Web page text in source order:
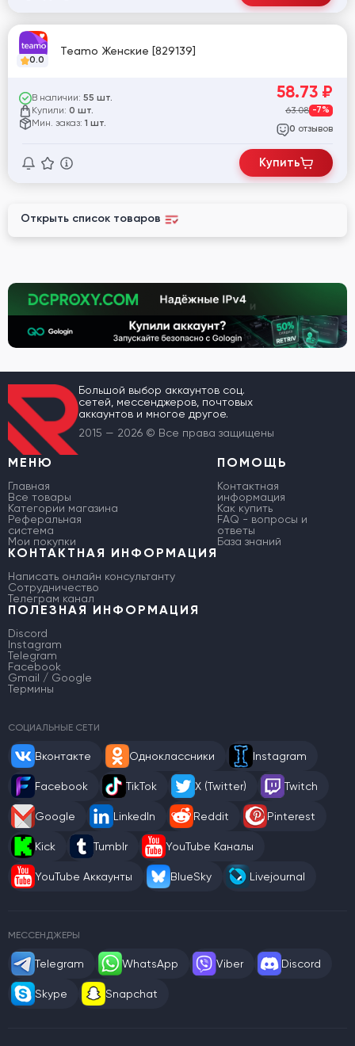
0.0
Teamo Женские [829139]
В наличии: 55 шт.
Купили: 0 шт.
Мин. заказ: 1 шт.
58.73 ₽
63.08 -7%
0 отзывов
Купить
Открыть список товаров
Большой выбор аккаунтов соц.
сетей, мессенджеров, почтовых
аккаунтов и многое другое.
2015 — 2026 © Все права защищены
МЕНЮ
Главная
Все товары
Категории магазина
Реферальная
система
Мои покупки
ПОМОЩЬ
Контактная
информация
Как купить
FAQ - вопросы и
ответы
База знаний
КОНТАКТНАЯ ИНФОРМАЦИЯ
Написать онлайн консультанту
Сотрудничество
Телеграм канал
ПОЛЕЗНАЯ ИНФОРМАЦИЯ
Discord
Instagram
Telegram
Facebook
Gmail / Google
Термины
СОЦИАЛЬНЫЕ СЕТИ
Вконтакте Одноклассники Instagram
Facebook TikTok X (Twitter) Twitch
Google LinkedIn Reddit Pinterest
Kick Tumblr YouTube Каналы
YouTube Аккаунты BlueSky Livejournal
МЕССЕНДЖЕРЫ
Telegram WhatsApp Viber Discord
Skype Snapchat